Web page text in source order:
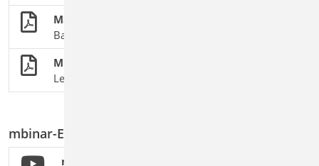
Mauerwerksbau
BauStatik-Module nach DIN EN 1996-1-1
MicroFe - FEM
Leistungsmerkmale, Module und Pakete
mbinar-Empfehlungen
mbinar #24-16 - mb WorkSuite: